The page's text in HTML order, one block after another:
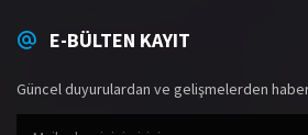
E-BÜLTEN KAYIT
Güncel duyurulardan ve gelişmelerden